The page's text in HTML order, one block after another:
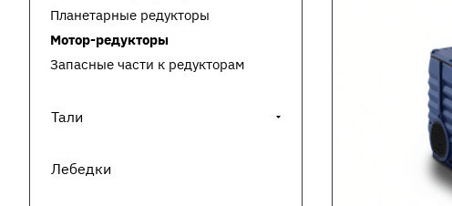
Планетарные редукторы
Мотор-редукторы
Запасные части к редукторам
Тали
Лебедки